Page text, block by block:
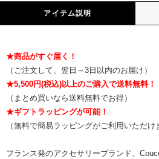
アイテム説明
★商品がすぐ届く！
（ご注文して、翌日～3日以内のお届け）
★5,500円(税込)以上のご購入で送料無料！
（まとめ買いなら送料無料でお得）
★ギフトラッピングが可能！
（無料で簡易ラッピングがご利用いただけ
フランス発のアクセサリーブランド、